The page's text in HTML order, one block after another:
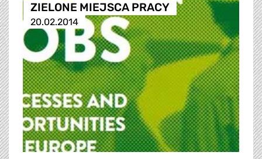
ZIELONE MIEJSCA PRACY
20.02.2014